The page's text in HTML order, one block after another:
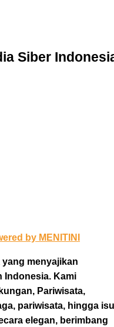
Siber
by MENITINI
menyajikan
Indonesia. Kami
Pariwisata,
pariwisata, hingga isu
elegan, berimbang